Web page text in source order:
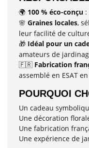
🌍 100 % éco-conçu
🌸 Graines locales,
leur facilité de
🎁 Idéal pour un
amateurs de
🇫🇷 Fabrication
assemblé en ESAT
POURQUOI
Un cadeau
Une décoration
Une fabrication
Une expérience de